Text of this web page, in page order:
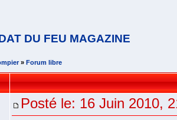
DU FEU MAGAZINE
» Forum libre
Posté le: 16 Juin 2010,